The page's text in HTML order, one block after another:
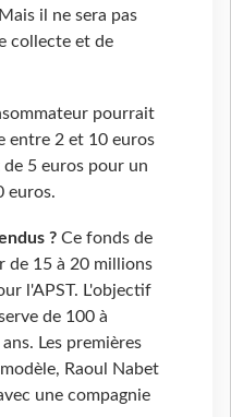
il ne sera pas
collecte et de
pourrait
entre 2 et 10 euros
5 euros pour un
euros.
? Ce fonds de
de 15 à 20 millions
l'APST. L'objectif
de 100 à
Les premières
Raoul Nabet
une compagnie